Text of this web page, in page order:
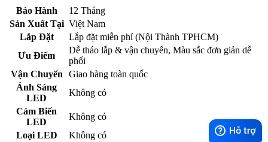
Bảo Hành
12 Tháng
Sản Xuất Tại Việt Nam
Lắp Đặt
Lắp đặt miễn phí (Nội Thành TPHCM)
Ưu Điểm
Dễ tháo lắp & vận chuyển, Màu sắc đơn giản dễ
phối
Vận Chuyển
Giao hàng toàn quốc
Ánh Sáng
LED
Không có
Cảm Biến
LED
Không có
Loại LED
Không có